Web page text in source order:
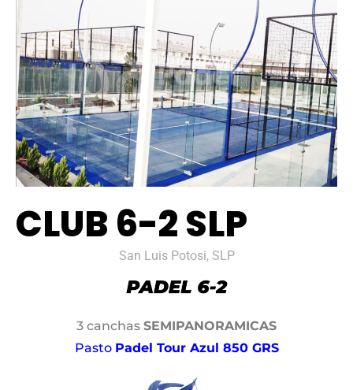
CLUB 6-2 SLP
San Luis Potosi, SLP
3 canchas SEMIPANORAMICAS
Pasto Padel Tour Azul 850 GRS